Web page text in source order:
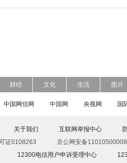
财经 文化 生活 图片
中国网信网 中国网 央视网 国
关于我们 互联网举报中心
证0108263
京公网安备
12300电信用户申诉受理中心